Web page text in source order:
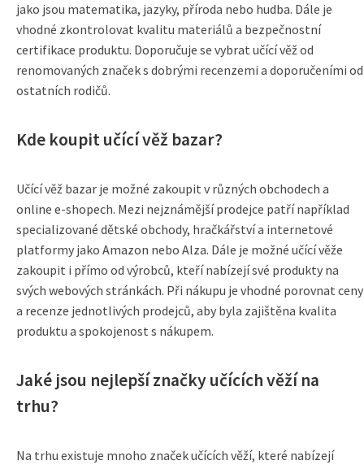
jako jsou matematika, jazyky, příroda nebo hudba. Dále je
vhodné zkontrolovat kvalitu materiálů a bezpečnostní
certifikace produktu. Doporučuje se vybrat učící věž od
renomovaných značek s dobrými recenzemi a doporučeními od
ostatních rodičů.
Kde koupit učící věž bazar?
Učící věž bazar je možné zakoupit v různých obchodech a
online e-shopech. Mezi nejznámější prodejce patří například
specializované dětské obchody, hračkářství a internetové
platformy jako Amazon nebo Alza. Dále je možné učící věže
zakoupit i přímo od výrobců, kteří nabízejí své produkty na
svých webových stránkách. Při nákupu je vhodné porovnat ceny
a recenze jednotlivých prodejců, aby byla zajištěna kvalita
produktu a spokojenost s nákupem.
Jaké jsou nejlepší značky učících věží na
trhu?
Na trhu existuje mnoho značek učících věží, které nabízejí